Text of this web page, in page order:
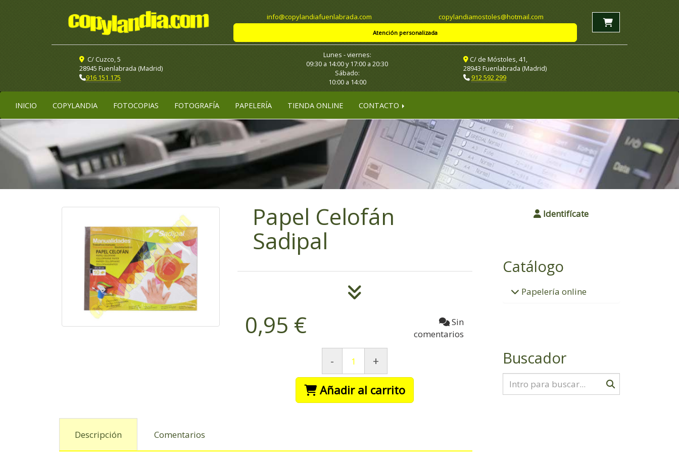
info copylandiafuenlabrada.com copylandiamostoles hotmail.com
Atención personalizada
C/ Cuzco, 5
28945 Fuenlabrada (Madrid)
916 151 175
Lunes - viernes:
09:30 a 14:00 y 17:00 a 20:30
Sábado:
10:00 a 14:00
C/ de Móstoles, 41,
28943 Fuenlabrada (Madrid)
912 592 299
INICIO COPYLANDIA FOTOCOPIAS FOTOGRAFÍA PAPELERÍA TIENDA ONLINE CONTACTO
Papel Celofán
Sadipal
0,95 €
Sin
comentarios
-
+
Añadir al carrito
Descripción Comentarios
Identifícate
Catálogo
Papelería online
Buscador